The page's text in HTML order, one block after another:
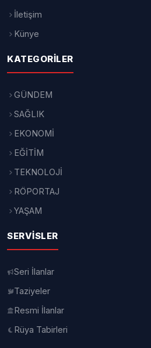
İletişim
Künye
KATEGORILER
GÜNDEM
SAĞLIK
EKONOMİ
EĞİTİM
TEKNOLOJİ
RÖPORTAJ
YAŞAM
SERVISLER
Seri İlanlar
Taziyeler
Resmi İlanlar
Rüya Tabirleri